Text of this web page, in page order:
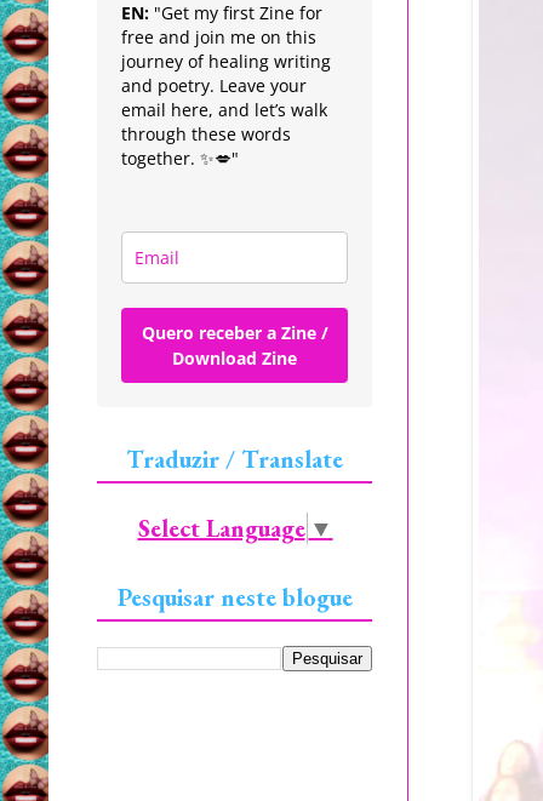
EN: "Get my first Zine for
free and join me on this
journey of healing writing
and poetry. Leave your
email here, and let’s walk
through these words
together. ✨💋"
Quero receber a Zine /
Download Zine
Traduzir / Translate
Select Language ▼
Pesquisar neste blogue